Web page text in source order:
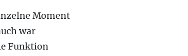
Moment
war
Funktion